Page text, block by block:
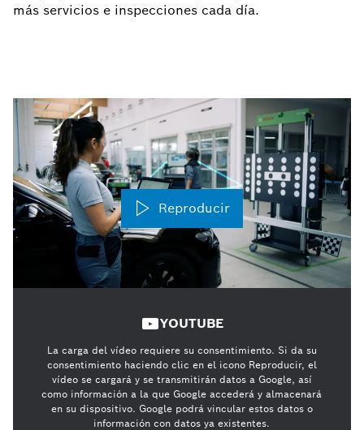
más servicios e inspecciones cada día.
Reproducir
YOUTUBE
La carga del vídeo requiere su consentimiento. Si da su
consentimiento haciendo clic en el icono Reproducir, el
vídeo se cargará y se transmitirán datos a Google, así
como información a la que Google accederá y almacenará
en su dispositivo. Google podrá vincular estos datos o
información con datos ya existentes.